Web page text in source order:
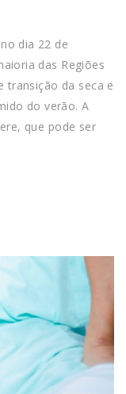
dia 22 de
das Regiões
transição da seca e
do verão. A
que pode ser